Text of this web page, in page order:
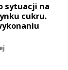
sytuacji na
cukru.